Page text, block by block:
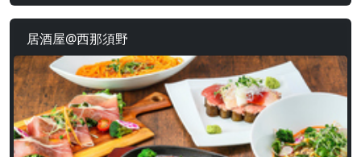
居酒屋@西那須野